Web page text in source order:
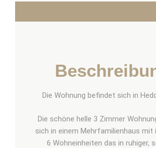
Die Wohnung befindet sich in
Die schöne helle 3 Zimmer
sich in einem Mehrfamilienhaus mit
6 Wohneinheiten das in ruhiger,